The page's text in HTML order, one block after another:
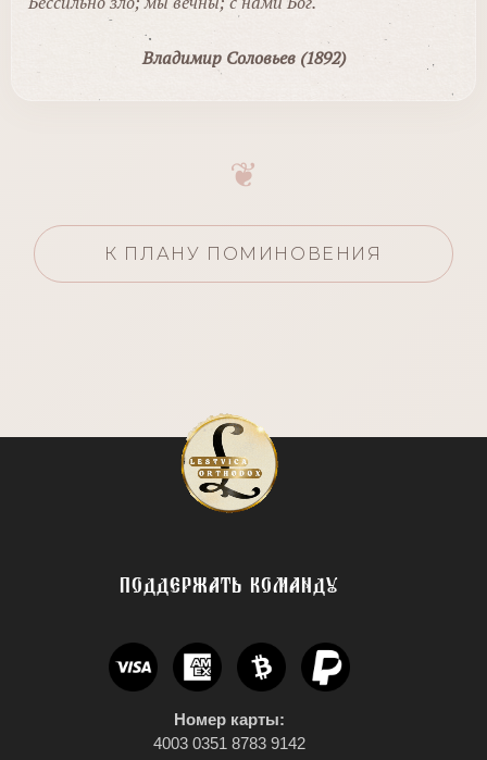
Владимир Соловьев (1892)
❦
К ПЛАНУ ПОМИНОВЕНИЯ
ПОДДЕРЖАТЬ КОМАНДУ
Номер карты:
4003 0351 8783 9142